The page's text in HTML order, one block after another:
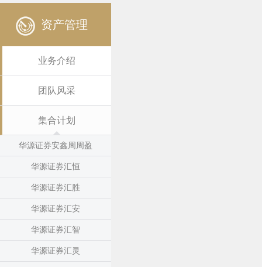
资产管理
业务介绍
团队风采
集合计划
华源证券安鑫周周盈
华源证券汇恒
华源证券汇胜
华源证券汇安
华源证券汇智
华源证券汇灵